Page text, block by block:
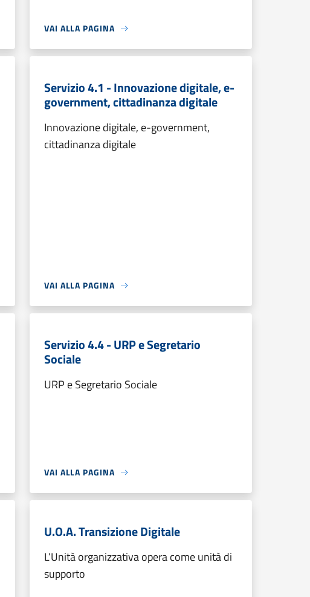
VAI ALLA PAGINA
Servizio 4.1 - Innovazione digitale, e-
government, cittadinanza digitale
Innovazione digitale, e-government,
cittadinanza digitale
VAI ALLA PAGINA
Servizio 4.4 - URP e Segretario
Sociale
URP e Segretario Sociale
VAI ALLA PAGINA
U.O.A. Transizione Digitale
L’Unità organizzativa opera come unità di
supporto